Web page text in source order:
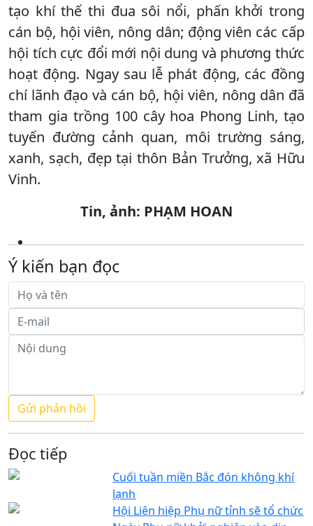
tạo khí thế thi đua sôi nổi, phấn khởi trong
cán bộ, hội viên, nông dân; động viên các cấp
hội tích cực đổi mới nội dung và phương thức
hoạt động. Ngay sau lễ phát động, các đồng
chí lãnh đạo và cán bộ, hội viên, nông dân đã
tham gia trồng 100 cây hoa Phong Linh, tạo
tuyến đường cảnh quan, môi trường sáng,
xanh, sạch, đẹp tại thôn Bản Trưởng, xã Hữu
Vinh.
Tin, ảnh: PHẠM HOAN
Ý kiến bạn đọc
Đọc tiếp
Cuối tuần miền Bắc đón không khí
lạnh
Hội Liên hiệp Phụ nữ tỉnh sẽ tổ chức